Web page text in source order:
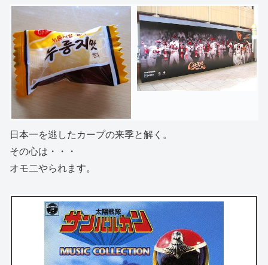
日本一を逃したカープの来季と解く。
その心は・・・
オモ二やられます。